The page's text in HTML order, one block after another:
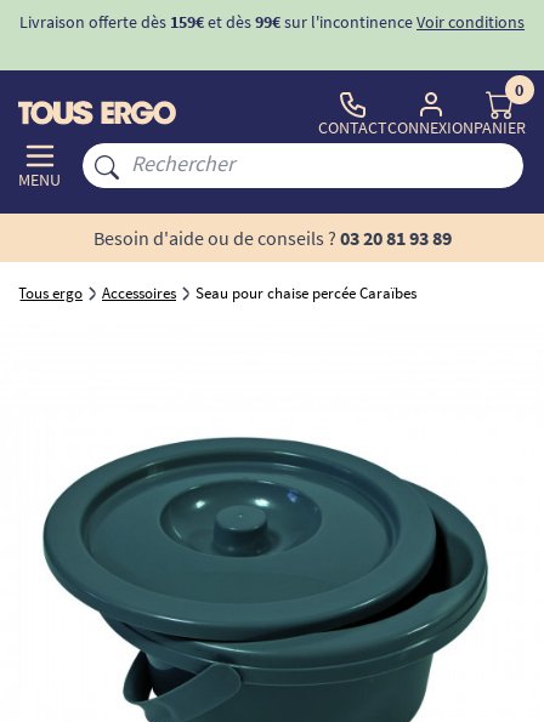
Livraison offerte dès 159€et dès99€sur l'incontinenceVoir conditions
MENU
CONTACTCONNEXION
0
PANIER
Besoin d'aide ou de conseils ? 03 20 81 93 89
Tous ergo Accessoires Seau pour chaise percée Caraïbes